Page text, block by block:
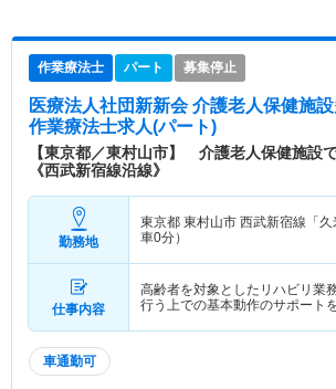
作業療法士 パート 募集停止
医療法人社団新新会 介護老人保健施
作業療法士求人(パート)
【東京都／東村山市】 介護老人保健施設
《西武新宿線沿線》
勤務地
東京都 東村山市 西武新宿線「久
車0分）
仕事内容
高齢者を対象としたリハビリ業
行う上での基本動作のサポート
車通勤可